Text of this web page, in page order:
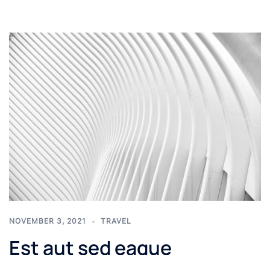
NOVEMBER 3, 2021 TRAVEL
Est aut sed eaque